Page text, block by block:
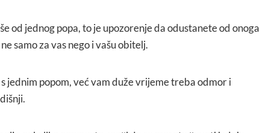
od jednog popa, to je upozorenje da odustanete od onoga
samo za vas nego i vašu obitelj.
jednim popom, već vam duže vrijeme treba odmor i